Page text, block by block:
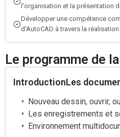
l'organisation et la présentation
Développer une compétence
d'AutoCAD à travers la
Le programme de
IntroductionLes
Nouveau dessin, ouvrir,
Les enregistrements et
Environnement